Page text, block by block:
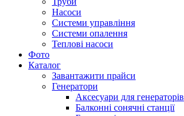
Насоси
Системи управління
Системи опалення
Теплові насоси
Фото
Каталог
Завантажити прайси
Генератори
Аксесуари для генераторів
Балконні сонячні станції